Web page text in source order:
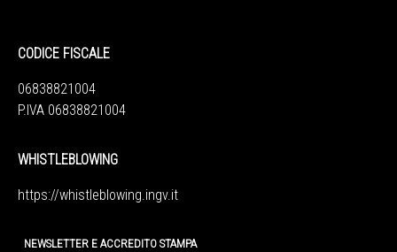
CODICE FISCALE
06838821004
P.IVA 06838821004
WHISTLEBLOWING
https://whistleblowing.ingv.it
NEWSLETTER E ACCREDITO STAMPA